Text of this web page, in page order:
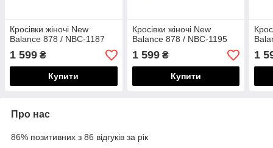
Кросівки жіночі New
Balance 878 / NBC-1187
1 599 ₴
Купити
Кросівки жіночі New
Balance 878 / NBC-1195
1 599₴
Купити
1
Про нас
86% позитивних з 86 відгуків за рік